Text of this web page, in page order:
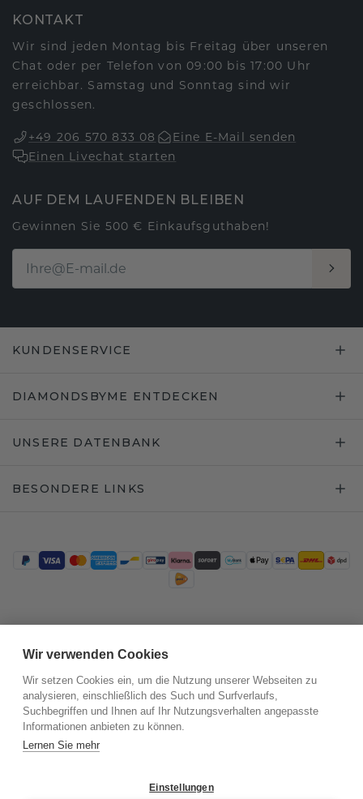
KONTAKT
Wir sind jeden Montag bis Freitag über unseren
Chat oder per Telefon von 09:00 bis 17:00 Uhr
erreichbar. Samstag und Sonntag sind wir
geschlossen.
+49 206 570 833 08
Eine E-Mail senden
Einen Livechat starten
AUF DEM LAUFENDEN BLEIBEN
Gewinnen Sie 500 € Einkaufsguthaben!
KUNDENSERVICE
DIAMONDSBYME ENTDECKEN
UNSERE DATENBANK
BESONDERE LINKS
Wir verwenden Cookies
Wir setzen Cookies ein, um die Nutzung unserer Webseiten zu
analysieren, einschließlich des Such und Surfverlaufs,
Suchbegriffen und Ihnen auf Ihr Nutzungsverhalten angepasste
Informationen anbieten zu können.
Lernen Sie mehr
Einstellungen